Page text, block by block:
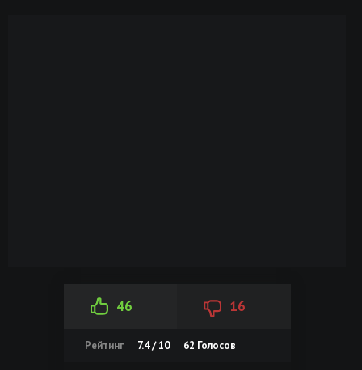
46 16
Рейтинг 7.4 / 10 62 Голосов